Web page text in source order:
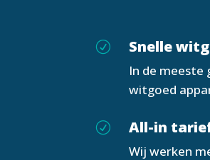
R Snelle
In de meeste
witgoed
R All-in
Wij werken